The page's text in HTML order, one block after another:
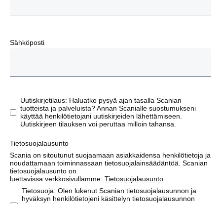
Sähköposti
Uutiskirjetilaus: Haluatko pysyä ajan tasalla Scanian
tuotteista ja palveluista? Annan Scanialle suostumukseni
käyttää henkilötietojani uutiskirjeiden lähettämiseen.
Uutiskirjeen tilauksen voi peruttaa milloin tahansa.
Tietosuojalausunto
Scania on sitoutunut suojaamaan asiakkaidensa henkilötietoja ja
noudattamaan toiminnassaan tietosuojalainsäädäntöä. Scanian
tietosuojalausunto on
luettavissa verkkosivullamme: Tietosuojalausunto
Tietosuoja: Olen lukenut Scanian tietosuojalausunnon ja
hyväksyn henkilötietojeni käsittelyn tietosuojalausunnon